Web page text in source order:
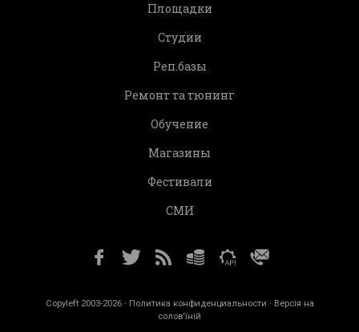
Площадки
Студии
Реп.базы
Ремонт та тюнинг
Обучение
Магазины
Фестивали
СМИ
Copyleft 2003-2026 · Политика конфиденциальности · Версія на
солов'їній